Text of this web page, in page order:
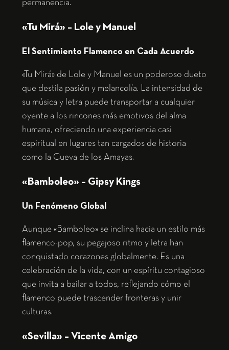
permanencia.
«Tu Mirá» – Lole y Manuel
El Sentimiento Flamenco en Cada Acuerdo
«Tu Mirá» de Lole y Manuel es un poderoso dueto
que destila pasión y melancolía. La intensidad de
su música y letra puede transportar a cualquier
oyente a los rincones más emotivos del alma
humana, ofreciendo una experiencia casi
espiritual en lugares tan cargados de historia
como la Cueva de los Amayas.
«Bamboleo» – Gipsy Kings
Un Fenómeno Global
Aunque «Bamboleo» se inclina hacia un estilo más
flamenco-pop, su pegajoso ritmo y letra han
conquistado corazones globalmente. Es una
celebración de la vida, con un espíritu contagioso
que invita a bailar a todos, reflejando cómo el
flamenco puede trascender fronteras y unir
culturas.
«Sevilla» – Vicente Amigo